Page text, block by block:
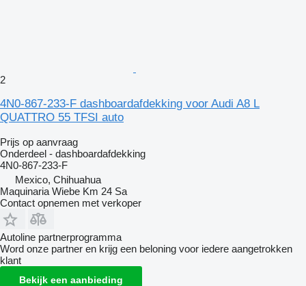
2
4N0-867-233-F dashboardafdekking voor Audi A8 L
QUATTRO 55 TFSI auto
Prijs op aanvraag
Onderdeel - dashboardafdekking
4N0-867-233-F
Mexico, Chihuahua
Maquinaria Wiebe Km 24 Sa
Contact opnemen met verkoper
Autoline partnerprogramma
Word onze partner en krijg een beloning voor iedere aangetrokken
klant
Bekijk een aanbieding